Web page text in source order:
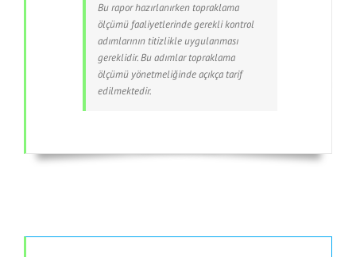
Bu rapor hazırlanırken topraklama
ölçümü faaliyetlerinde gerekli kontrol
adımlarının titizlikle uygulanması
gereklidir. Bu adımlar topraklama
ölçümü yönetmeliğinde açıkça tarif
edilmektedir.